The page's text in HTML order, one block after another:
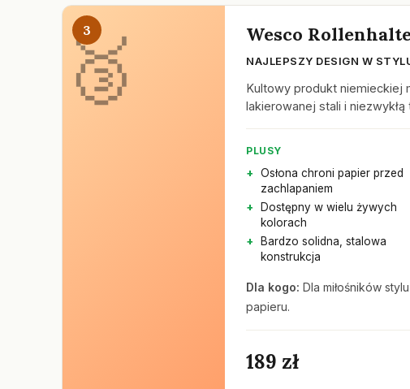
3 Wesco
NAJLEPSZY DESIGN W
Kultowy produkt niemieckiej
lakierowanej stali i niezwykłą
PLUSY
Osłona chroni papier przed
zachlapaniem
Dostępny w wielu żywych
kolorach
Bardzo solidna, stalowa
konstrukcja
Dla kogo: Dla miłośników
papieru.
189 zł